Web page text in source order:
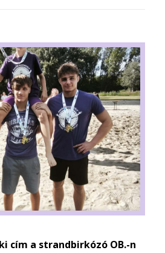
cím a strandbirkózó OB.-n